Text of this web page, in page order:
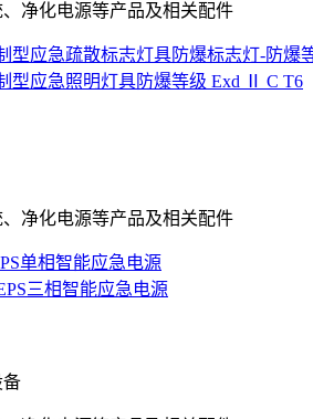
净化电源等产品及相关配件
型应急疏散标志灯具防爆标志灯-防爆
型应急照明灯具防爆等级 Exd Ⅱ C T6
净化电源等产品及相关配件
单相智能应急电源
三相智能应急电源
备